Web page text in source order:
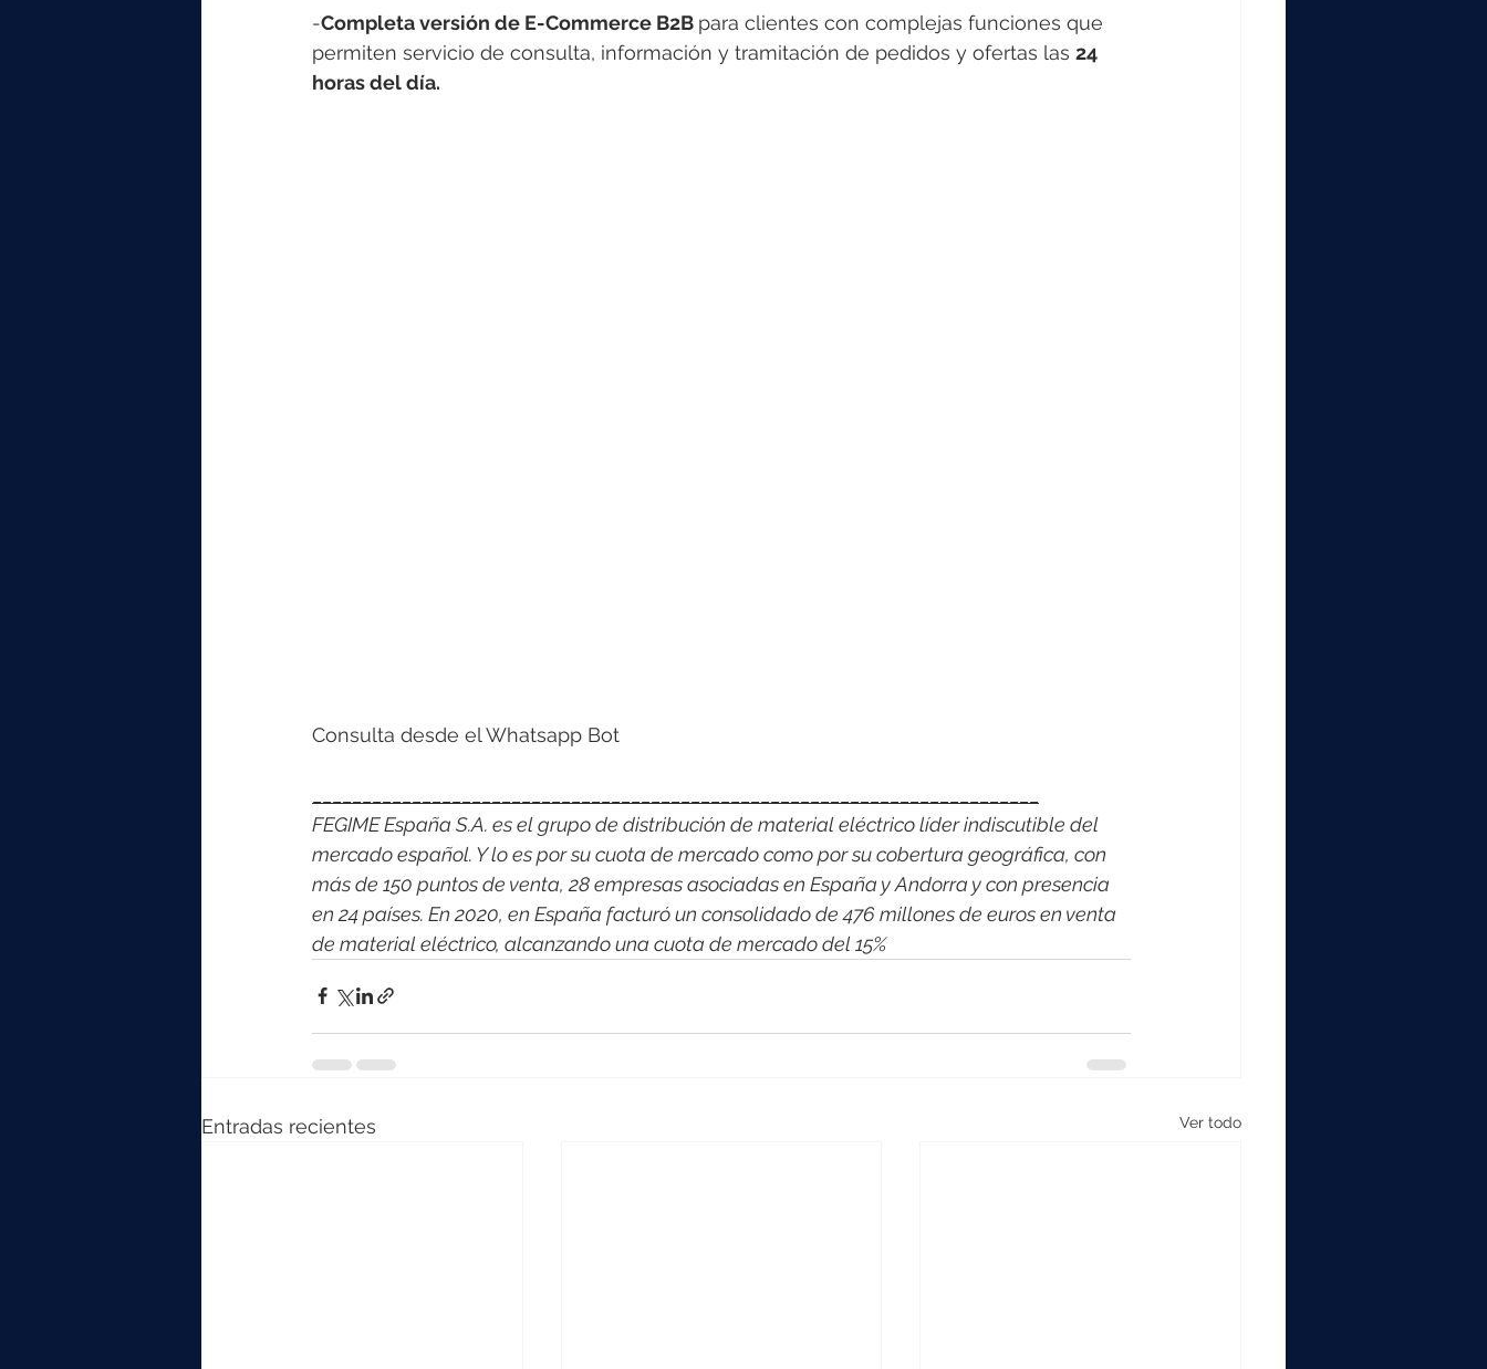
-Completa versión de E-Commerce B2B para clientes con complejas funciones que
permiten servicio de consulta, información y tramitación de pedidos y ofertas las 24
horas del día.
Consulta desde el Whatsapp Bot
FEGIME España S.A. es el grupo de distribución de material eléctrico líder indiscutible del
mercado español. Y lo es por su cuota de mercado como por su cobertura geográfica, con
más de 150 puntos de venta, 28 empresas asociadas en España y Andorra y con presencia
en 24 países. En 2020, en España facturó un consolidado de 476 millones de euros en venta
de material eléctrico, alcanzando una cuota de mercado del 15%
Entradas recientes Ver todo